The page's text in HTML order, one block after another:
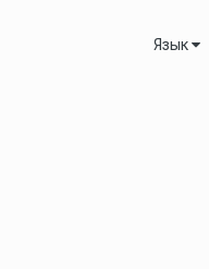
Язык